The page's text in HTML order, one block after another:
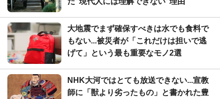
大地震でまず確保すべきは水でも食料で
もない...被災者が「これだけは担いで逃
げて」という最も重要なモノ2選
NHK大河ではとても放送できない...宣教
師に「獣より劣ったもの」と書かれた豊